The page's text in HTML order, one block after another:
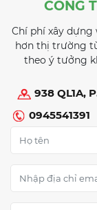
CÔNG
Chí phí xây dựng
hơn thị trường
theo ý tưởng
938 QL1A,
0945541391